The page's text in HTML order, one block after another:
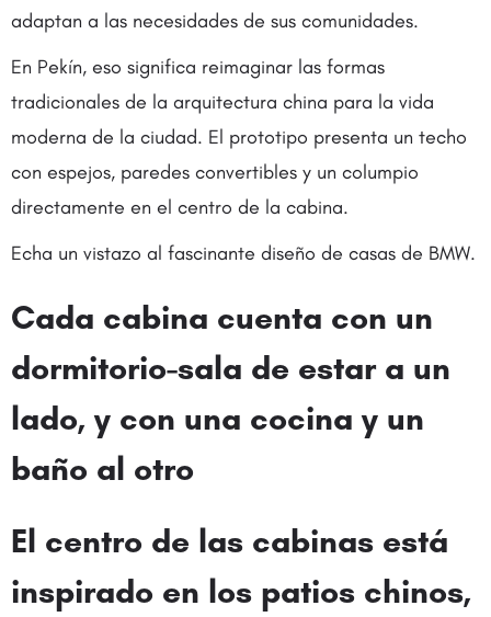
adaptan a las necesidades de sus comunidades.
En Pekín, eso significa reimaginar las formas
tradicionales de la arquitectura china para la vida
moderna de la ciudad. El prototipo presenta un techo
con espejos, paredes convertibles y un columpio
directamente en el centro de la cabina.
Echa un vistazo al fascinante diseño de casas de BMW.
Cada cabina cuenta con un
dormitorio-sala de estar a un
lado, y con una cocina y un
baño al otro
El centro de las cabinas está
inspirado en los patios chinos,